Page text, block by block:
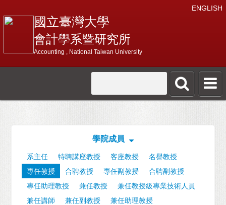
ENGLISH
國立臺灣大學
會計學系暨研究所
Accounting , National Taiwan University
學院成員
系主任 特聘講座教授 客座教授
名譽教授
專任教授
合聘教授 專任副教授
合聘副教授
專任助理教授
兼任教授
兼任教授級專業技術人員
兼任講師
兼任副教授 兼任助理教授